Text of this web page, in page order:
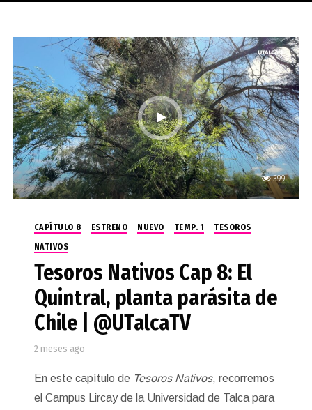
399
CAPÍTULO 8 ESTRENO NUEVO TEMP. 1
TESOROS
NATIVOS
Tesoros Nativos Cap 8: El
Quintral, planta parásita de
Chile | @UTalcaTV
2 meses ago
En este capítulo de Tesoros Nativos, recorremos
el Campus Lircay de la Universidad de Talca para